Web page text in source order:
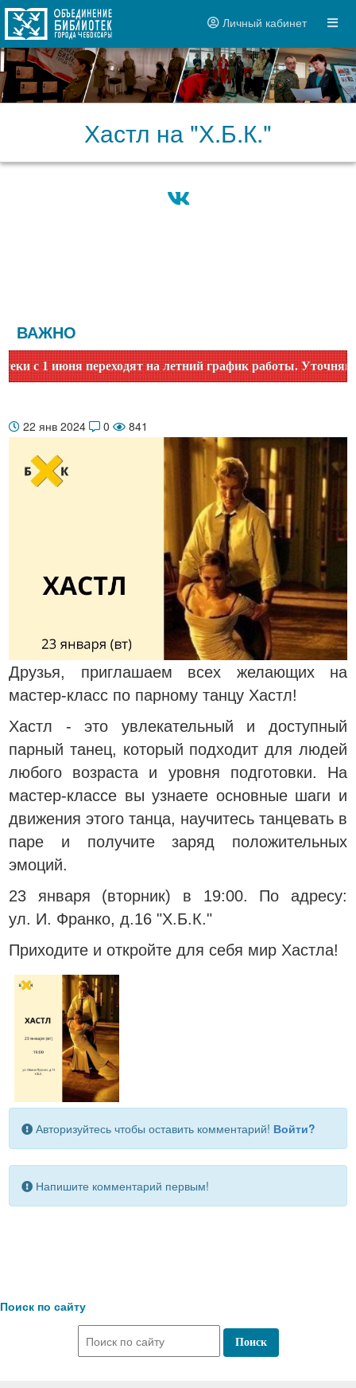
Личный кабинет
Хастл на "Х.Б.К."
ВАЖНО
1 июня переходят на летний график работы. Уточняйте
22 янв 2024 0 841
Друзья, приглашаем всех желающих на
мастер-класс по парному танцу Хастл!
Хастл - это увлекательный и доступный
парный танец, который подходит для людей
любого возраста и уровня подготовки. На
мастер-классе вы узнаете основные шаги и
движения этого танца, научитесь танцевать в
паре и получите заряд положительных
эмоций.
23 января (вторник) в 19:00. По адресу:
ул. И. Франко, д.16 "Х.Б.К."
Приходите и откройте для себя мир Хастла!
Авторизуйтесь чтобы оставить комментарий! Войти?
Напишите комментарий первым!
Поиск по сайту